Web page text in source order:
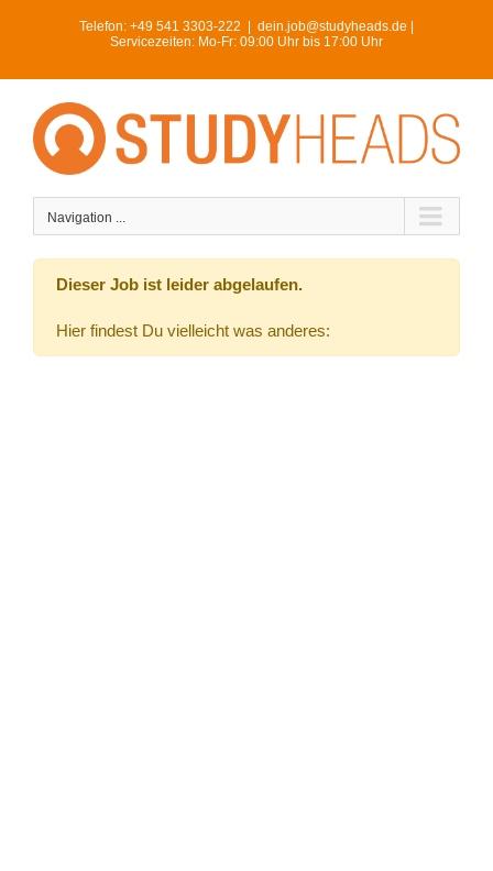
Telefon: +49 541 3303-222
dein.job@studyheads.de |
Servicezeiten: Mo-Fr: 09:00 Uhr bis 17:00 Uhr
Navigation ...
Dieser Job ist leider abgelaufen.
Hier findest Du vielleicht was anderes: